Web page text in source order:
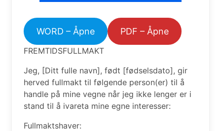
WORD – Åpne PDF – Åpne
FREMTIDSFULLMAKT
Jeg, [Ditt fulle navn], født [fødselsdato], gir
herved fullmakt til følgende person(er) til å
handle på mine vegne når jeg ikke lenger er i
stand til å ivareta mine egne interesser:
Fullmaktshaver: